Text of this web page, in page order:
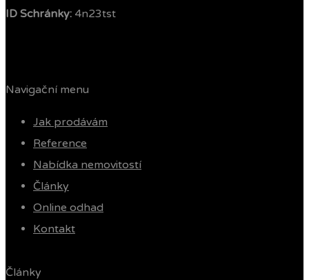
ID Schránky: 4n23tst
Navigační menu
Jak prodávám
Reference
Nabídka nemovitostí
Články
Online odhad
Kontakt
Články